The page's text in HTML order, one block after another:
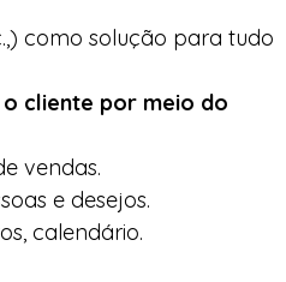
como solução para tudo
cliente por meio do
vendas.
e desejos.
calendário.